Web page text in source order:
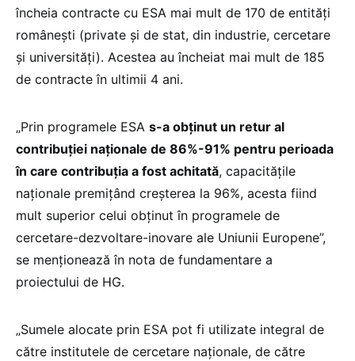
încheia contracte cu ESA mai mult de 170 de entități
românești (private și de stat, din industrie, cercetare
și universități). Acestea au încheiat mai mult de 185
de contracte în ultimii 4 ani.
„Prin programele ESA s-a obținut un retur al
contribuției naționale de 86%-91% pentru perioada
în care contribuția a fost achitată, capacitățile
naționale premițând creșterea la 96%, acesta fiind
mult superior celui obținut în programele de
cercetare-dezvoltare-inovare ale Uniunii Europene”,
se menţionează în nota de fundamentare a
proiectului de HG.
„Sumele alocate prin ESA pot fi utilizate integral de
către institutele de cercetare naționale, de către